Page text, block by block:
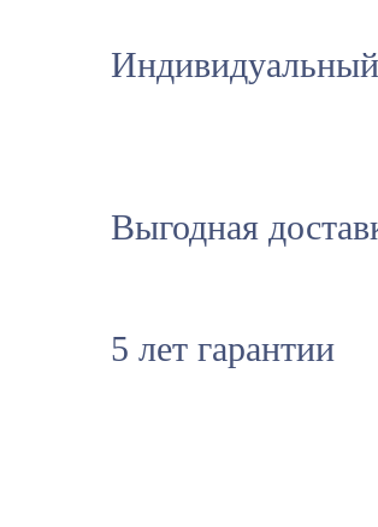
Выгодная
5 лет гарантии